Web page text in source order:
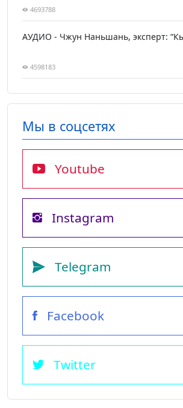
4693788
АУДИО - Чжун Наньшань, эксперт:
4598183
Мы в соцсетях
Youtube
Instagram
Telegram
Facebook
Twitter